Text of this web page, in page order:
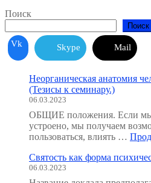
Поиск
Поиск
Vk Skype Mail
Неорганическая анатомия
(Тезисы к семинару.)
06.03.2023
ОБЩИЕ положения. Если мы
устроено, мы получаем
пользоваться, влиять …
Святость как форма
06.03.2023